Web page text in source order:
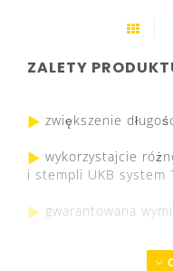
ZALETY
zwiększenie
wykorzystajcie
i stempli UKB system
gwarantowana